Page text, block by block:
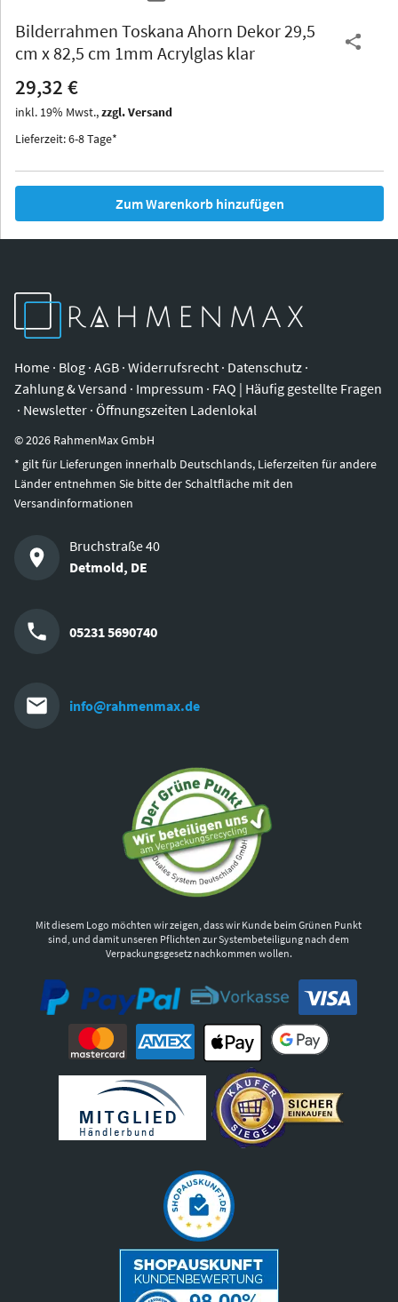
Iowa
Bilderrahmen Toskana Ahorn Dekor 29,5
cm x 82,5 cm 1mm Acrylglas klar
29,32 €
inkl. 19% Mwst.,zzgl. Versand
Lieferzeit: 6-8 Tage*
Zum Warenkorb hinzufügen
Home · Blog · AGB · Widerrufsrecht · Datenschutz ·
Zahlung & Versand · Impressum · FAQ | Häufig gestellte Fragen
· Newsletter · Öffnungszeiten Ladenlokal
©2026 RahmenMax GmbH
* gilt für Lieferungen innerhalb Deutschlands, Lieferzeiten für andere
Länder entnehmen Sie bitte der Schaltfläche mit den
Versandinformationen
Bruchstraße 40
Detmold, DE
05231 5690740
info@rahmenmax.de
Mit diesem Logo möchten wir zeigen, dass wir Kunde beim Grünen Punkt
sind, und damit unseren Pflichten zur Systembeteiligung nach dem
Verpackungsgesetz nachkommen wollen.